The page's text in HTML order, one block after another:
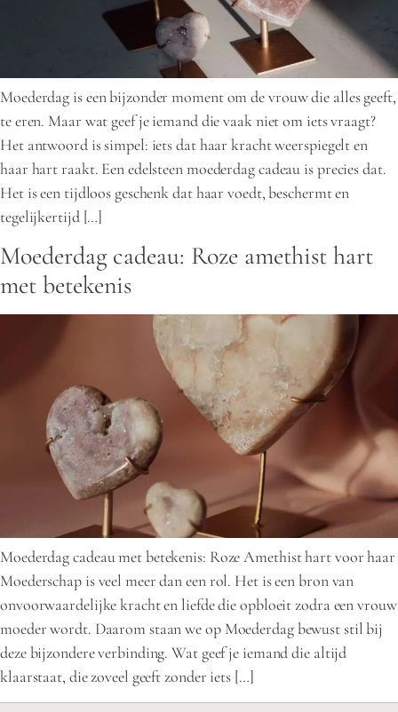
Moederdag is een bijzonder moment om de vrouw die alles geeft,
te eren. Maar wat geef je iemand die vaak niet om iets vraagt?
Het antwoord is simpel: iets dat haar kracht weerspiegelt en
haar hart raakt. Een edelsteen moederdag cadeau is precies dat.
Het is een tijdloos geschenk dat haar voedt, beschermt en
tegelijkertijd […]
Moederdag cadeau: Roze amethist hart
met betekenis
Moederdag cadeau met betekenis: Roze Amethist hart voor haar
Moederschap is veel meer dan een rol. Het is een bron van
onvoorwaardelijke kracht en liefde die opbloeit zodra een vrouw
moeder wordt. Daarom staan we op Moederdag bewust stil bij
deze bijzondere verbinding. Wat geef je iemand die altijd
klaarstaat, die zoveel geeft zonder iets […]